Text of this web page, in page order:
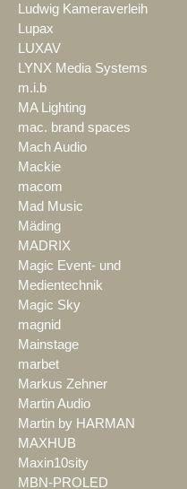
Ludwig Kameraverleih
Lupax
LUXAV
LYNX Media Systems
m.i.b
MA Lighting
mac. brand spaces
Mach Audio
Mackie
macom
Mad Music
Mäding
MADRIX
Magic Event- und
Medientechnik
Magic Sky
magnid
Mainstage
marbet
Markus Zehner
Martin Audio
Martin by HARMAN
MAXHUB
Maxin10sity
MBN-PROLED